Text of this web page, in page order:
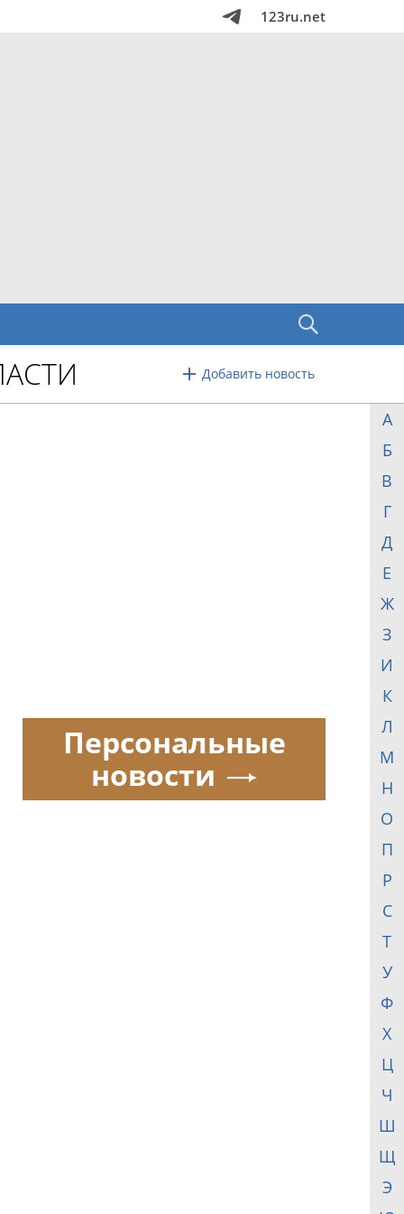
123ru.net
Добавить новость
А
Б
В
Г
Д
Е
Ж
З
И
К
Л
М
Н
О
П
Р
С
Т
У
Ф
Х
Ц
Ч
Ш
Щ
Э
Персональные
новости